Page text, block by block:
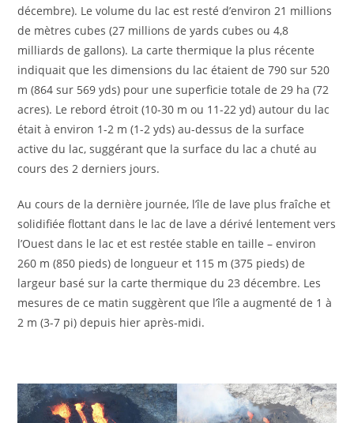
décembre). Le volume du lac est resté d’environ 21 millions
de mètres cubes (27 millions de yards cubes ou 4,8
milliards de gallons). La carte thermique la plus récente
indiquait que les dimensions du lac étaient de 790 sur 520
m (864 sur 569 yds) pour une superficie totale de 29 ha (72
acres). Le rebord étroit (10-30 m ou 11-22 yd) autour du lac
était à environ 1-2 m (1-2 yds) au-dessus de la surface
active du lac, suggérant que la surface du lac a chuté au
cours des 2 derniers jours.
Au cours de la dernière journée, l’île de lave plus fraîche et
solidifiée flottant dans le lac de lave a dérivé lentement vers
l’Ouest dans le lac et est restée stable en taille – environ
260 m (850 pieds) de longueur et 115 m (375 pieds) de
largeur basé sur la carte thermique du 23 décembre. Les
mesures de ce matin suggèrent que l’île a augmenté de 1 à
2 m (3-7 pi) depuis hier après-midi.